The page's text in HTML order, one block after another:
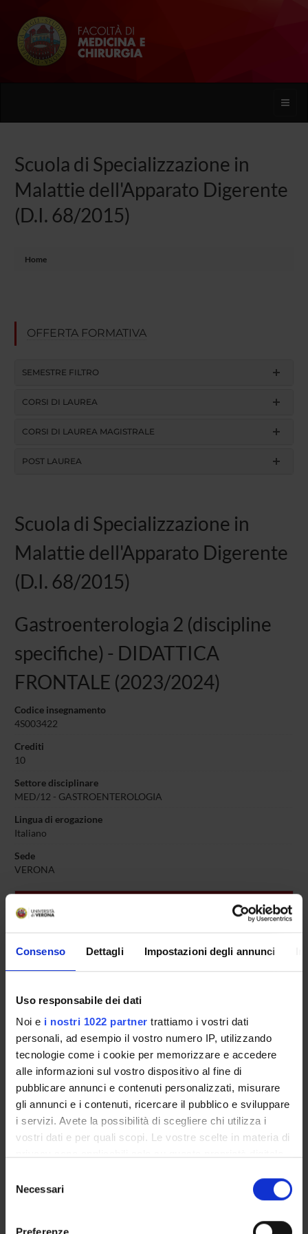
Consenso Dettagli Impostazioni degli annunci
Uso responsabile dei dati
Noi e i nostri 1022 partner trattiamo i vostri dati
personali, ad esempio il vostro numero IP, utilizzando
tecnologie come i cookie per memorizzare e accedere
alle informazioni sul vostro dispositivo al fine di
pubblicare annunci e contenuti personalizzati, misurare
gli annunci e i contenuti, ricercare il pubblico e sviluppare
i servizi. Avete la possibilità di scegliere chi utilizza i
vostri dati e per quali scopi. Le vostre scelte in materia di
modificare o revocare il proprio consenso in qualsiasi
momento dalla Dichiarazione sui cookie o facendo clic
delNecessari
Preferenze
Toggle
Scuola di Specializzazione in
Malattie dell'Apparato Digerente
(D.I. 68/2015)
Home
OFFERTA FORMATIVA
SEMESTRE FILTRO
CORSI DI LAUREA
CORSI DI LAUREA MAGISTRALE
POST LAUREA
Scuola di Specializzazione in
Malattie dell'Apparato Digerente
(D.I. 68/2015)
Gastroenterologia 2 (discipline
specifiche) - DIDATTICA
FRONTALE (2023/2024)
Codice insegnamento
4S003422
Crediti
10
Settore disciplinare
MED/12 - GASTROENTEROLOGIA
Lingua di erogazione
Italiano
Sede
VERONA
Attività Crediti
FRULLONI 2 0,5
CICCOCIOPPO 2
Fegato: epatiti virali 2
Fegato: epatiti e cirrosi 2 0,5
Pancreas 2
Stomaco 2 0,5 non
Esofago 2 0,5 non
Tubo digerente 2 0,5 non
Colon Corso Base 2 0,5 non